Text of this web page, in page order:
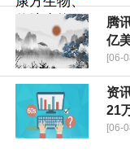
腾
亿
[06-
资
21
[06-